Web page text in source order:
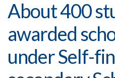
scholarships
under
Self-
financing
About 400
awarded
under Self-